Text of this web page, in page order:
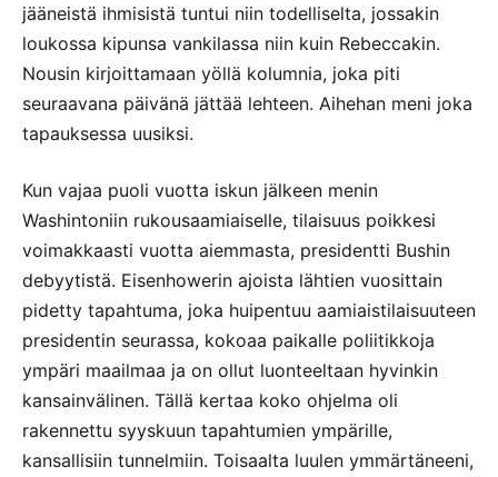
jääneistä ihmisistä tuntui niin todelliselta, jossakin
loukossa kipunsa vankilassa niin kuin Rebeccakin.
Nousin kirjoittamaan yöllä kolumnia, joka piti
seuraavana päivänä jättää lehteen. Aihehan meni joka
tapauksessa uusiksi.
Kun vajaa puoli vuotta iskun jälkeen menin
Washintoniin rukousaamiaiselle, tilaisuus poikkesi
voimakkaasti vuotta aiemmasta, presidentti Bushin
debyytistä. Eisenhowerin ajoista lähtien vuosittain
pidetty tapahtuma, joka huipentuu aamiaistilaisuuteen
presidentin seurassa, kokoaa paikalle poliitikkoja
ympäri maailmaa ja on ollut luonteeltaan hyvinkin
kansainvälinen. Tällä kertaa koko ohjelma oli
rakennettu syyskuun tapahtumien ympärille,
kansallisiin tunnelmiin. Toisaalta luulen ymmärtäneeni,